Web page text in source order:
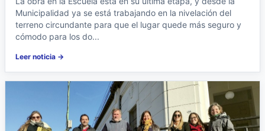
Municipalidad ya se está trabajando en la nivelación del
terreno circundante para que el lugar quede más seguro y
cómodo para los do...
Leer noticia →